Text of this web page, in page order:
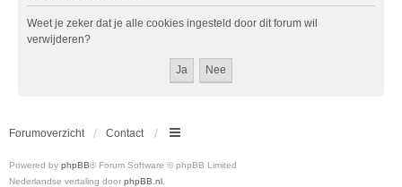
Weet je zeker dat je alle cookies ingesteld door dit forum wil
verwijderen?
Forumoverzicht Contact
Powered by phpBB® Forum Software © phpBB Limited
Nederlandse vertaling door phpBB.nl